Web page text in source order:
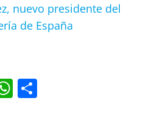
nuevo presidente del
de España
WhatsApp